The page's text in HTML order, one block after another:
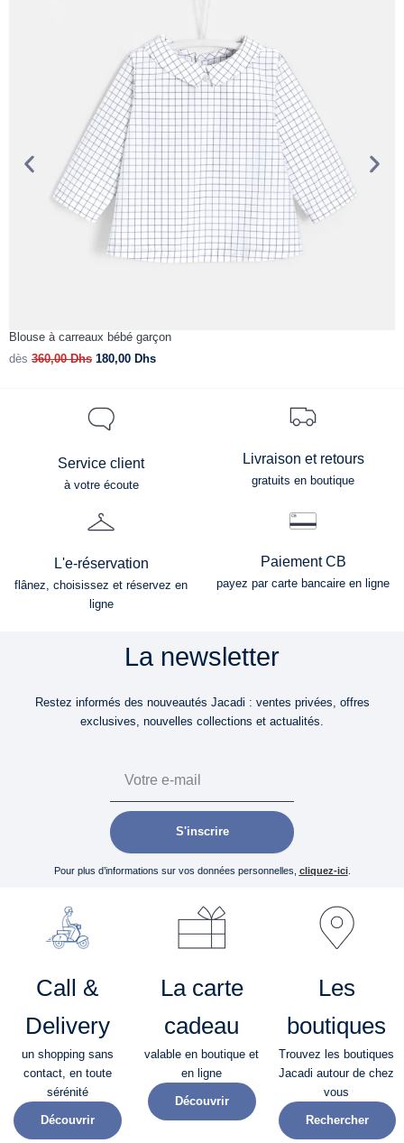
Blouse à carreaux bébé garçon
dès 360,00Dhs 180,00 Dhs
Service client
à votre écoute
Livraison et retours
gratuits en boutique
L'e-réservation
flânez, choisissez et réservez en
ligne
Paiement CB
payez par carte bancaire en ligne
La newsletter
Restez informés des nouveautés Jacadi : ventes privées, offres
exclusives, nouvelles collections et actualités.
S'inscrire
Pour plus d’informations sur vos données personnelles, cliquez-ici.
Call &
Delivery
un shopping sans
contact, en toute
sérénité​
Découvrir
La carte
cadeau
valable en boutique et
en ligne
Découvrir
Les
boutiques
Trouvez les boutiques
Jacadi autour de chez
vous
Rechercher